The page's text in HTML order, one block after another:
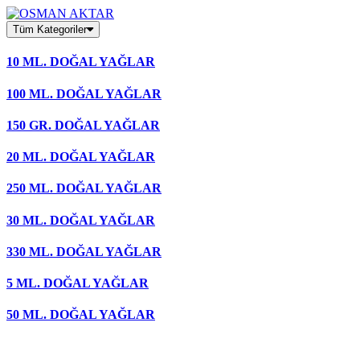
Skip
to
content
Tüm Kategoriler
10 ML. DOĞAL YAĞLAR
100 ML. DOĞAL YAĞLAR
150 GR. DOĞAL YAĞLAR
20 ML. DOĞAL YAĞLAR
250 ML. DOĞAL YAĞLAR
30 ML. DOĞAL YAĞLAR
330 ML. DOĞAL YAĞLAR
5 ML. DOĞAL YAĞLAR
50 ML. DOĞAL YAĞLAR